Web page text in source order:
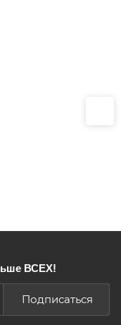
ВСЕХ!
Подписаться